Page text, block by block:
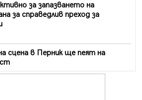
за запазването на
за справедлив преход за
сцена в Перник ще пеят на